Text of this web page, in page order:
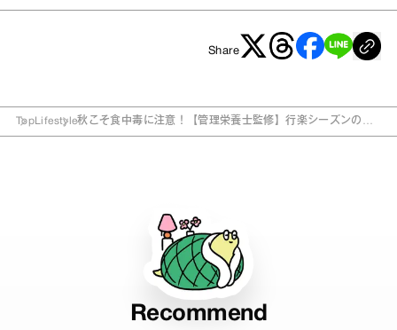
Share
Top Lifestyle秋こそ食中毒に注意！【管理栄養士監修】行楽シーズンの
Recommend